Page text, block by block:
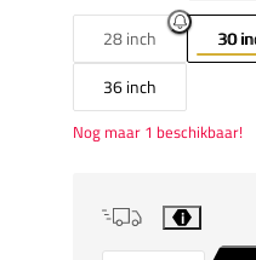
28 inch 30
36 inch
Nog maar 1 beschikbaar!
i